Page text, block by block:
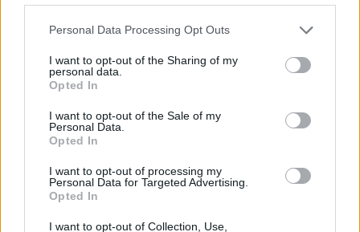
Please note that this website/app uses one or more Google
not limited to your visit or usage behaviour. You may click to
grant or deny consent to Google and its third-party tags to
use your data for below specified purposes in below Google
consent section.
Personal Data Processing Opt Outs
I want to opt-out of the Sharing of my
personal data.
Opted In
I want to opt-out of the Sale of my
Personal Data.
Opted In
I want to opt-out of processing my
Personal Data for Targeted Advertising.
Opted In
I want to opt-out of Collection, Use,
σου - Συμβαίνει στους περισσότερους και δεν το
καταλαβαίνουμε